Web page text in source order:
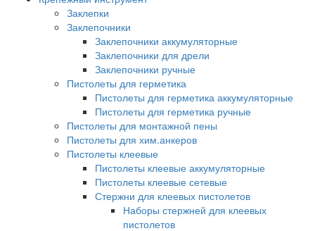
Заклепки
Заклепочники
Заклепочники аккумуляторные
Заклепочники для дрели
Заклепочники ручные
Пистолеты для герметика
Пистолеты для герметика аккумуляторные
Пистолеты для герметика ручные
Пистолеты для монтажной пены
Пистолеты для хим.анкеров
Пистолеты клеевые
Пистолеты клеевые аккумуляторные
Пистолеты клеевые сетевые
Стержни для клеевых пистолетов
Наборы стержней для клеевых
пистолетов